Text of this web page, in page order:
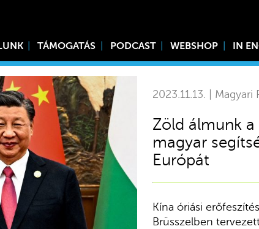
TÁMOGATÁS PODCAST WEBSHOP IN
2023.11.13. | Magyari
Zöld álmunk
magyar
Európát
Kína óriási
Brüsszelben